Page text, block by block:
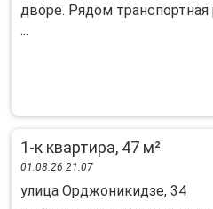
дворе. Рядом транспортная
...
1-к квартира, 47 м²
01.08.26 21:07
улица Орджоникидзе, 34